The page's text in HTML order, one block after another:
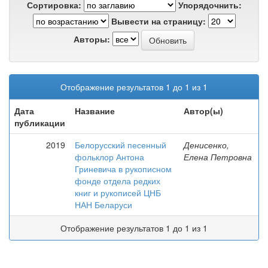
Сортировка:
Упорядочнить:
Вывести на страницу:
Авторы:
Отображение результатов 1 до 1 из 1
Дата
публикации
Название Автор(ы)
2019
Белорусский песенный
фольклор Антона
Гриневича в рукописном
фонде отдела редких
книг и рукописей ЦНБ
НАН Беларуси
Денисенко,
Елена Петровна
Отображение результатов 1 до 1 из 1